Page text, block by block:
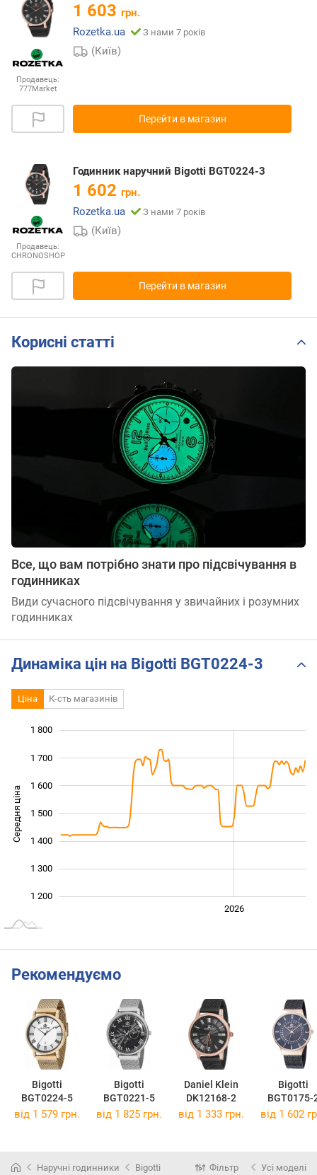
Продавець:
777Market
1 603 грн.
Rozetka.ua
З нами 7 років
(Київ)
Перейти в магазин
Продавець:
CHRONOSHOP
Годинник наручний Bigotti BGT0224-3
1 602 грн.
Rozetka.ua
З нами 7 років
(Київ)
Перейти в магазин
Корисні статті
Все, що вам потрібно знати про підсвічування в
годинниках
Види сучасного підсвічування у звичайних і розумних
годинниках
Динаміка цін на Bigotti BGT0224-3
Ціна К-сть магазинів
Середня ціна 1 200
1 200
1 300
1 400
1 500
1 600
1 700
1 800
2026
Рекомендуємо
Bigotti
BGT0224-5
Bigotti
BGT0221-5
Daniel Klein
DK12168-2
Bigotti
BGT0175-
від 1 579 грн. від 1 825 грн. від 1 333 грн. від 1 602
Наручні годинники Bigotti Фільтр Усі моделі